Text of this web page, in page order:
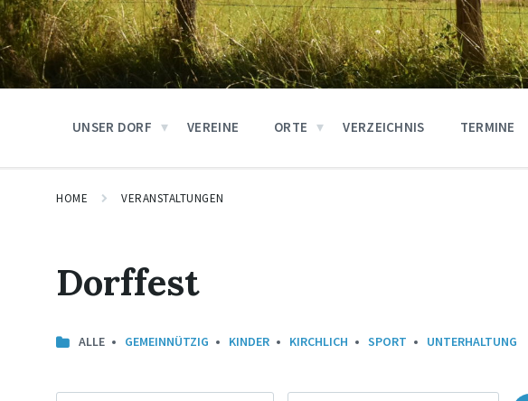
UNSER DORF VEREINE ORTE VERZEICHNIS TERMINE
HOME VERANSTALTUNGEN
Dorffest
ALLE GEMEINNÜTZIG KINDER KIRCHLICH SPORT UNTERHALTUNG